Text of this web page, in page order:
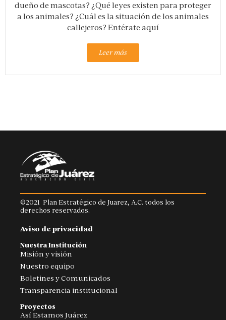
dueño de mascotas? ¿Qué leyes existen para proteger
a los animales? ¿Cuál es la situación de los animales
callejeros? Entérate aquí
Leer más
©2021 Plan Estratégico de Juarez, A.C. todos los
derechos reservados.
Aviso de privacidad
Nuestra Institución
Misión y visión
Nuestro equipo
Boletines y Comunicados
Transparencia institucional
Proyectos
Así Estamos Juárez